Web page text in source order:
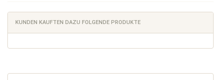
KUNDEN KAUFTEN DAZU FOLGENDE PRODUKTE